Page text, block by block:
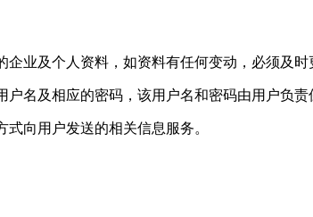
业及个人资料，如资料有任何变动，必须及时
名及相应的密码，该用户名和密码由用户负
向用户发送的相关信息服务。